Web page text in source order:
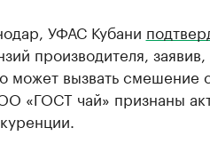
УФАС Кубани
производителя,
может вызвать смешение
«ГОСТ чай» признаны